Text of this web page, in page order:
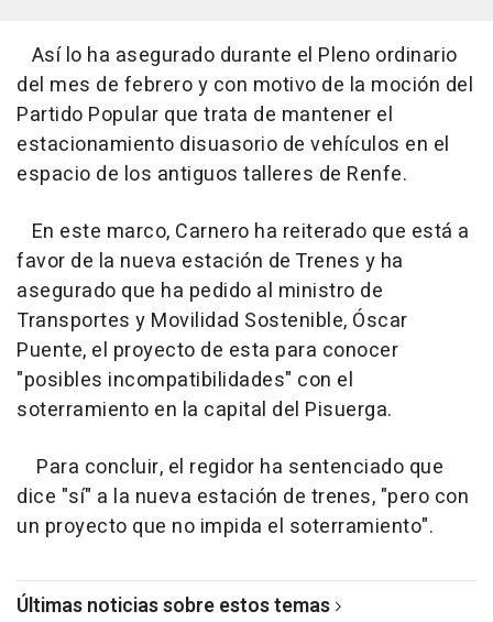
Así lo ha asegurado durante el Pleno ordinario
del mes de febrero y con motivo de la moción del
Partido Popular que trata de mantener el
estacionamiento disuasorio de vehículos en el
espacio de los antiguos talleres de Renfe.
En este marco, Carnero ha reiterado que está a
favor de la nueva estación de Trenes y ha
asegurado que ha pedido al ministro de
Transportes y Movilidad Sostenible, Óscar
Puente, el proyecto de esta para conocer
"posibles incompatibilidades" con el
soterramiento en la capital del Pisuerga.
Para concluir, el regidor ha sentenciado que
dice "sí" a la nueva estación de trenes, "pero con
un proyecto que no impida el soterramiento".
Últimas noticias sobre estos temas